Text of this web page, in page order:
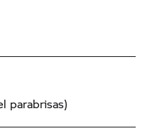
parabrisas)